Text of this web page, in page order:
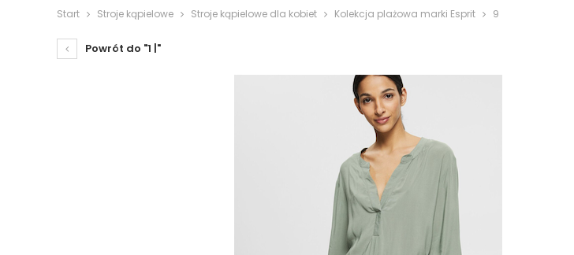
Start Stroje kąpielowe Stroje kąpielowe dla kobiet Kolekcja plażowa marki Esprit 9
Powrót do "1 |"